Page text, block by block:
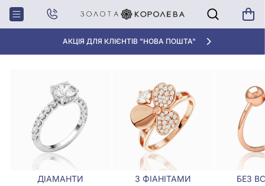
АКЦІЯ ДЛЯ КЛІЄНТІВ "НОВА ПОШТА"
Головна Каблучки Каблучки з розсипом каменів
КАБЛУЧКИ З РОЗСИПОМ КАМЕНІВ
ДІАМАНТИ З ФІАНІТАМИ БЕЗ